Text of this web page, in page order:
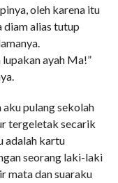
oleh karena itu
diam alias tutup
ayah Ma!”
pulang sekolah
tergeletak secarik
adalah kartu
seorang laki-laki
mata dan suaraku